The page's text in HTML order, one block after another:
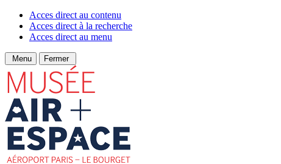
Acces direct au contenu
Acces direct à la recherche
Acces direct au menu
Menu Fermer